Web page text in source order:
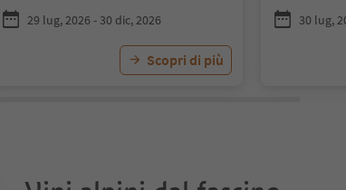
il sabato vengono offerti frutta e
verdura fresca, prodotti lattiero-
caseari, uova, fiori, miele, marmellate
e sughi per la pasta fatti in casa,
29 lug, 2026 - 30 dic, 2026
Scopri di più
naturali,
dell‘Alto
30 lug,